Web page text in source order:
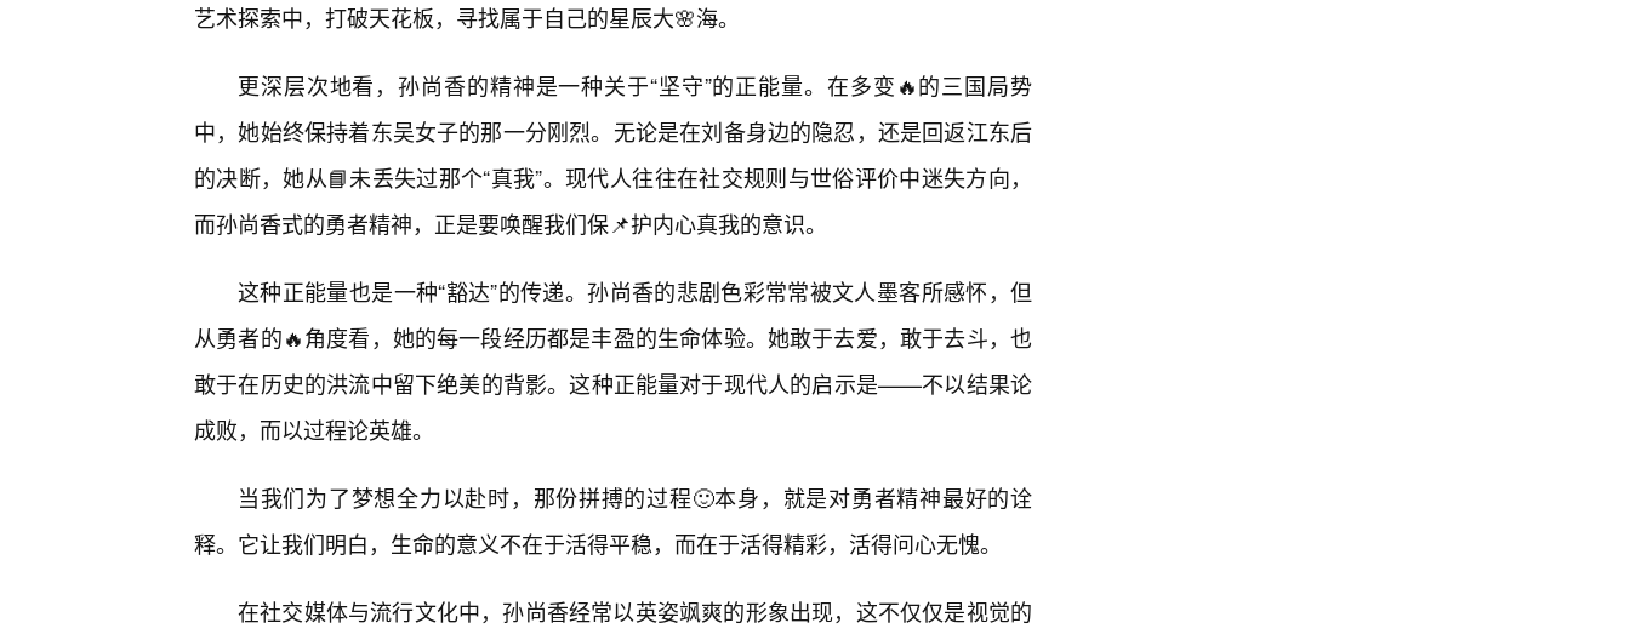
艺术探索中，打破天花板，寻找属于自己的星辰大🌸海。
更深层次地看，孙尚香的精神是一种关于“坚守”的正能量。在多变🔥的三国局势
中，她始终保持着东吴女子的那一分刚烈。无论是在刘备身边的隐忍，还是回返江东后
的决断，她从📘未丢失过那个“真我”。现代人往往在社交规则与世俗评价中迷失方向，
而孙尚香式的勇者精神，正是要唤醒我们保📌护内心真我的意识。
这种正能量也是一种“豁达”的传递。孙尚香的悲剧色彩常常被文人墨客所感怀，但
从勇者的🔥角度看，她的每一段经历都是丰盈的生命体验。她敢于去爱，敢于去斗，也
敢于在历史的洪流中留下绝美的背影。这种正能量对于现代人的启示是——不以结果论
成败，而以过程论英雄。
当我们为了梦想全力以赴时，那份拼搏的过程🙂本身，就是对勇者精神最好的诠
释。它让我们明白，生命的意义不在于活得平稳，而在于活得精彩，活得问心无愧。
在社交媒体与流行文化中，孙尚香经常以英姿飒爽的形象出现，这不仅仅是视觉的